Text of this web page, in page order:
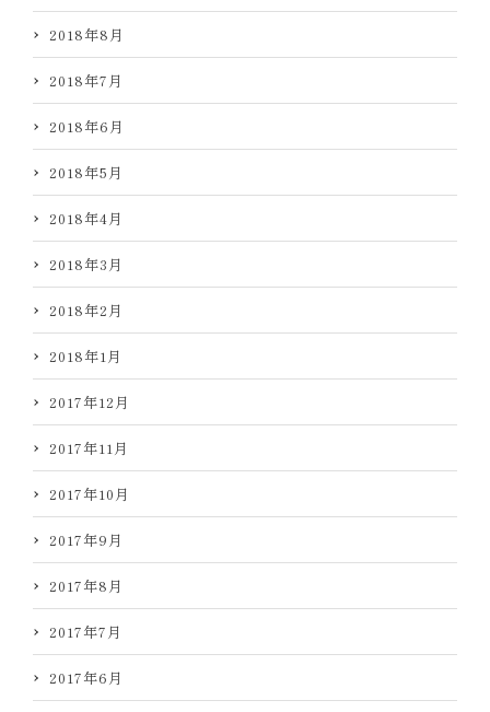
2018年8月
2018年7月
2018年6月
2018年5月
2018年4月
2018年3月
2018年2月
2018年1月
2017年12月
2017年11月
2017年10月
2017年9月
2017年8月
2017年7月
2017年6月